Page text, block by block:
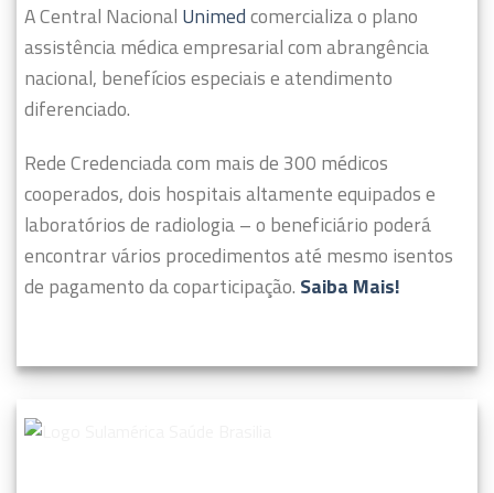
A Central Nacional Unimedcomercializa o plano
assistência médica empresarial com abrangência
nacional, benefícios especiais e atendimento
diferenciado.
Rede Credenciada com mais de 300 médicos
cooperados, dois hospitais altamente equipados e
laboratórios de radiologia – o beneficiário poderá
encontrar vários procedimentos até mesmo isentos
de pagamento da coparticipação. Saiba Mais!